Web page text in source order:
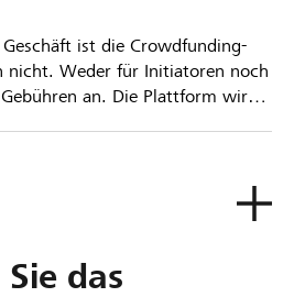
ist die Crowdfunding-
nicht. Weder für Initiatoren noch
an. Die Plattform wird
das